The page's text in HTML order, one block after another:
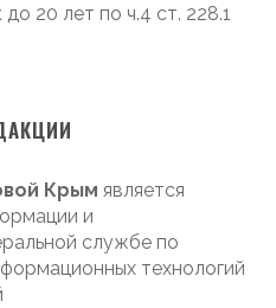
20 лет по ч.4 ст. 228.1
Крым является
и
службе по
технологий